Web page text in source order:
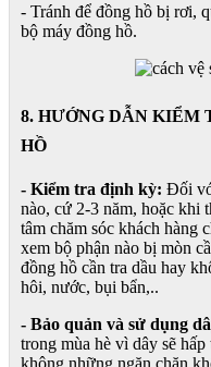
- Tránh để đồng hồ bị rơi,
bộ máy đồng hồ.
8. HƯỚNG DẪN KIỂM
HỒ
- Kiểm tra định kỳ: Đối
nào, cứ 2-3 năm, hoặc khi
tâm chăm sóc khách hàng
xem bộ phận nào bị mòn
đồng hồ cần tra dầu hay
hôi, nước, bụi bẩn,..
- Bảo quản và sử dụng
trong mùa hè vì dây sẽ